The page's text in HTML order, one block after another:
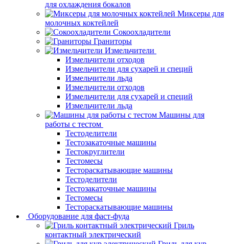
для охлаждения бокалов
Миксеры для
молочных коктейлей
Сокоохладители
Граниторы
Измельчители
Измельчители отходов
Измельчители для сухарей и специй
Измельчители льда
Измельчители отходов
Измельчители для сухарей и специй
Измельчители льда
Машины для
работы с тестом
Тестоделители
Тестозакаточные машины
Тестокруглители
Тестомесы
Тестораскатывающие машины
Тестоделители
Тестозакаточные машины
Тестомесы
Тестораскатывающие машины
Оборудование для фаст-фуда
Гриль
контактный электрический